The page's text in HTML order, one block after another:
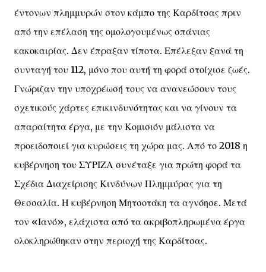
έντονων πλημμυρών στον κάμπο της Καρδίτσας πριν
από την επέλαση της ομολογουμένως σπάνιας
κακοκαιρίας. Δεν έπραξαν τίποτα. Επέλεξαν ξανά τη
συνταγή του 112, μόνο που αυτή τη φορά στοίχισε ζωές.
Γνώριζαν την υποχρέωσή τους να ανανεώσουν τους
σχετικούς χάρτες επικινδυνότητας και να γίνουν τα
απαραίτητα έργα, με την Κομισιόν μάλιστα να
προειδοποιεί για κυρώσεις τη χώρα μας. Από το 2018 η
κυβέρνηση του ΣΥΡΙΖΑ συνέταξε για πρώτη φορά τα
Σχέδια Διαχείρισης Κινδύνων Πλημμύρας για τη
Θεσσαλία. Η κυβέρνηση Μητσοτάκη τα αγνόησε. Μετά
τον «Ιανό», ελάχιστα από τα ακριβοπληρωμένα έργα
ολοκληρώθηκαν στην περιοχή της Καρδίτσας.